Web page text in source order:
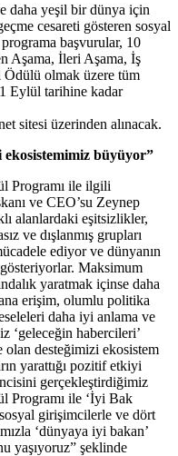
daha yeşil bir dünya için
cesareti gösteren sosyal
başvurular, 10
Aşama, İleri Aşama, İş
olmak üzere tüm
Eylül tarihine kadar
sitesi üzerinden alınacak.
büyüyor”
Programı ile ilgili
ve CEO’su Zeynep
alanlardaki eşitsizlikler,
ve dışlanmış grupları
ediyor ve dünyanın
Maksimum
yaratmak içinse daha
erişim, olumlu politika
daha iyi anlama ve
‘geleceğin habercileri’
desteğimizi ekosistem
yarattığı pozitif etkiyi
gerçekleştirdiğimiz
Programı ile ‘İyi Bak
sosyal girişimcilerle ve dört
‘dünyaya iyi bakan’
yaşıyoruz” şeklinde